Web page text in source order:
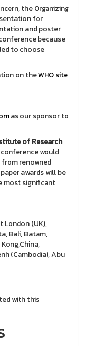
the Organizing
for
and poster
because
to choose
on theWHO site
as our sponsor to
of Research
would
renowned
awards will be
most significant
London (UK),
Bali, Batam,
(Cambodia), Abu
with this